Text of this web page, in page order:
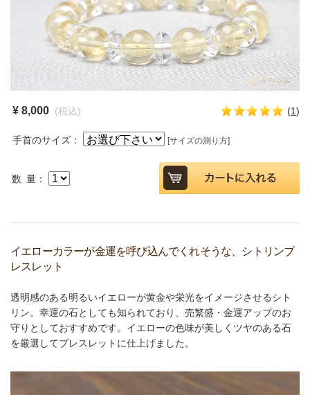
¥ 8,000 (税込)
手首のサイズ： [サイズの測り方]
数 量：
(1)
イエローカラーが金運を呼び込んでくれそうな、シトリンブ
レスレット
透明感のある明るいイエローが黄金や栄光をイメージさせるシト
リン。幸運の石としても知られており、売繁盛・金運アップのお
守りとしておすすめです。イエローの色味が美しくツヤのある石
を厳選してブレスレットに仕上げました。